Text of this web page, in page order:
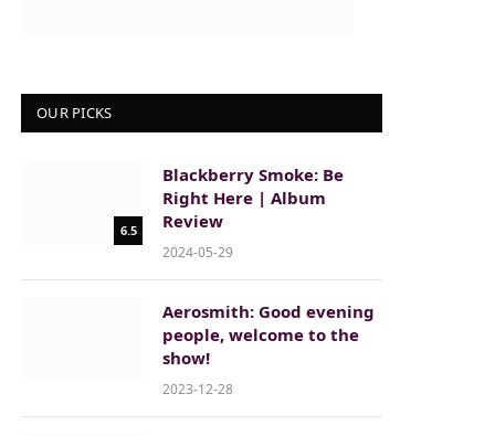
OUR PICKS
6.5
Blackberry Smoke: Be
Right Here | Album
Review
2024-05-29
Aerosmith: Good evening
people, welcome to the
show!
2023-12-28